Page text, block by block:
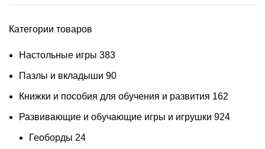
Категории товаров
Настольные игры 383
Пазлы и вкладыши 90
Книжки и пособия для обучения и развития 162
Развивающие и обучающие игры и игрушки 924
Геоборды 24